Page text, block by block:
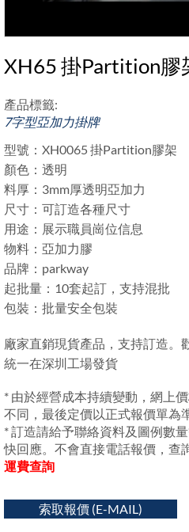
XH65 掛Partition膠
產品標籤:
7字型亞加力掛牌
型號：XH0065 掛Partition膠架
顏色：透明
料厚：3mm厚透明亞加力
尺寸：可訂造各種尺寸
用途：展示職員崗位信息
物料：亞加力膠
品牌：parkway
起批量：10套起訂，支持混批
包裝：批量安全包裝
廠家直銷現貨產品，支持訂造。
統一在深圳工場發貨
* 由於經營成本持續變動，網上
不同，最後定價以正式報價單為
* 訂造請給予聯絡資料及圖例數
快回應。不會直接電話報價，查
運費查詢
索取報價 (E-MAIL)